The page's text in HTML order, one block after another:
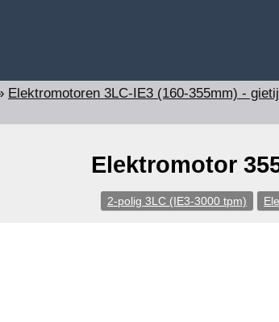
Elektromotoren 3LC-IE3 (160-355mm) -
Elektromotor
2-polig 3LC (IE3-3000 tpm)